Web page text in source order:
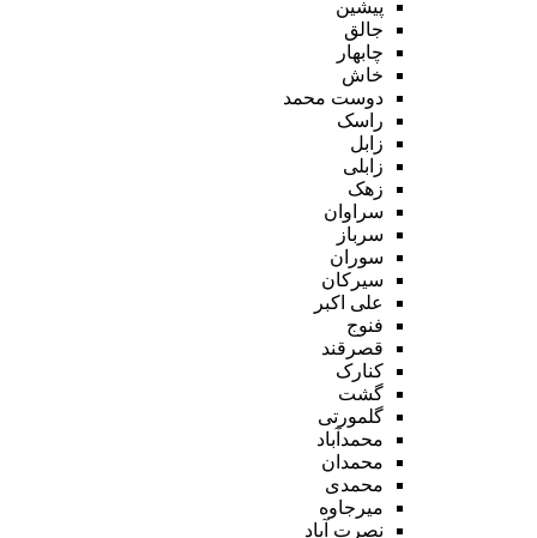
پیشین
جالق
چابهار
خاش
دوست محمد
راسک
زابل
زابلی
زهک
سراوان
سرباز
سوران
سیرکان
علی اکبر
فنوج
قصرقند
کنارک
گشت
گلمورتی
محمدآباد
محمدان
محمدی
میرجاوه
نصرت آباد